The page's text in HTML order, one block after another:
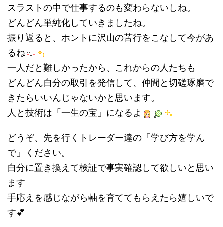
スラストの中で仕事するのも変わらないしね。
どんどん単純化していきましたね。
振り返ると、ホントに沢山の苦行をこなして今があ
るね
一人だと難しかったから、これからの人たちも
どんどん自分の取引を発信して、仲間と切磋琢磨で
きたらいいんじゃないかと思います。
人と技術は「一生の宝」になるよ
どうぞ、先を行くトレーダー達の「学び方を学ん
で」ください。
自分に置き換えて検証で事実確認して欲しいと思い
ます
手応えを感じながら軸を育ててもらえたら嬉しいで
す💕